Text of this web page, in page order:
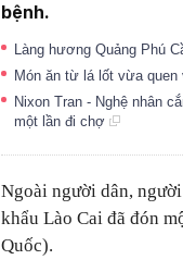
bệnh.
Làng hương Quảng Phú
Món ăn từ lá lốt vừa quen
Nixon Tran - Nghệ nhân
một lần đi chợ
Ngoài người dân,
khẩu Lào Cai đã đón
Quốc).